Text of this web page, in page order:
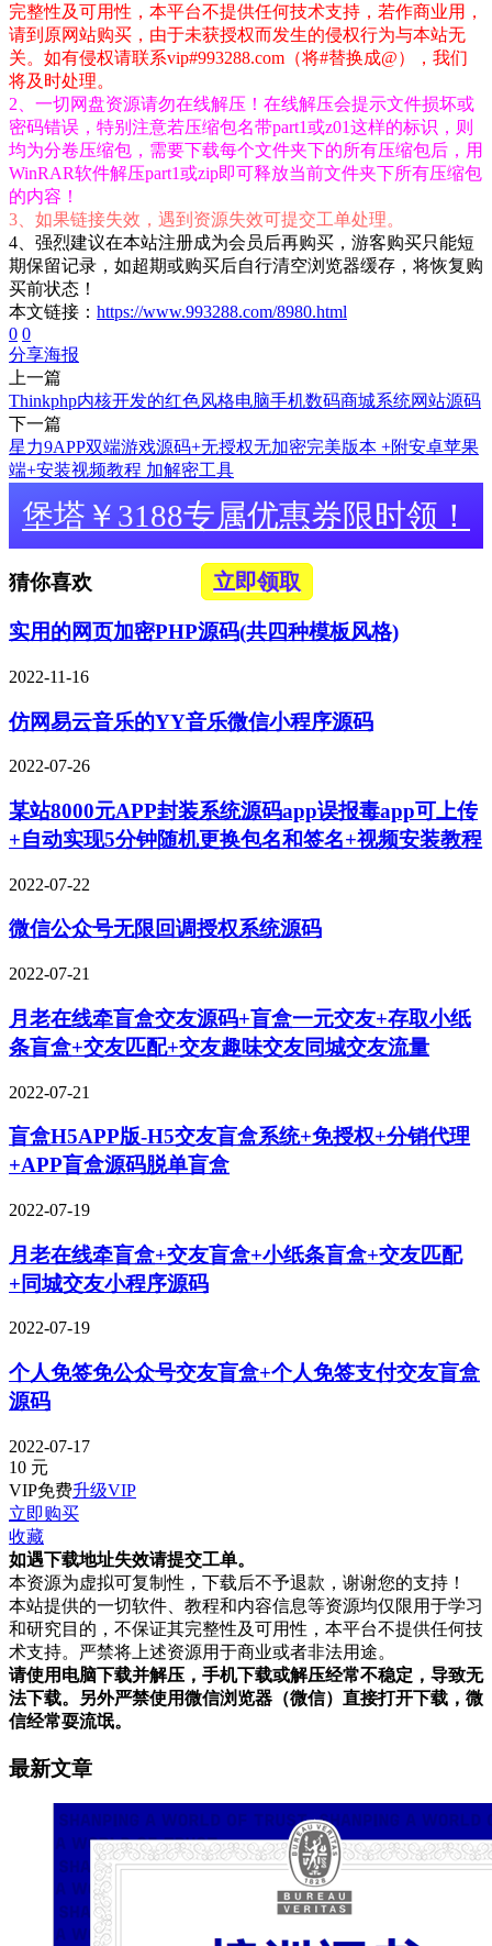
完整性及可用性，本平台不提供任何技术支持，若作商业用，
请到原网站购买，由于未获授权而发生的侵权行为与本站无
关。如有侵权请联系vip#993288.com（将#替换成@），我们
将及时处理。
2、一切网盘资源请勿在线解压！在线解压会提示文件损坏或
密码错误，特别注意若压缩包名带part1或z01这样的标识，则
均为分卷压缩包，需要下载每个文件夹下的所有压缩包后，用
WinRAR软件解压part1或zip即可释放当前文件夹下所有压缩包
的内容！
3、如果链接失效，遇到资源失效可提交工单处理。
4、强烈建议在本站注册成为会员后再购买，游客购买只能短
期保留记录，如超期或购买后自行清空浏览器缓存，将恢复购
买前状态！
本文链接： https://www.993288.com/8980.html
0 0
分享海报
上一篇
Thinkphp内核开发的红色风格电脑手机数码商城系统网站源码
下一篇
星力9APP双端游戏源码+无授权无加密完美版本 +附安卓苹果
端+安装视频教程 加解密工具
堡塔￥3188专属优惠券限时领！
立即领取
猜你喜欢
实用的网页加密PHP源码(共四种模板风格)
2022-11-16
仿网易云音乐的YY音乐微信小程序源码
2022-07-26
某站8000元APP封装系统源码app误报毒app可上传
+自动实现5分钟随机更换包名和签名+视频安装教程
2022-07-22
微信公众号无限回调授权系统源码
2022-07-21
月老在线牵盲盒交友源码+盲盒一元交友+存取小纸
条盲盒+交友匹配+交友趣味交友同城交友流量
2022-07-21
盲盒H5APP版-H5交友盲盒系统+免授权+分销代理
+APP盲盒源码脱单盲盒
2022-07-19
月老在线牵盲盒+交友盲盒+小纸条盲盒+交友匹配
+同城交友小程序源码
2022-07-19
个人免签免公众号交友盲盒+个人免签支付交友盲盒
源码
2022-07-17
10 元
VIP免费升级VIP
立即购买
收藏
如遇下载地址失效请提交工单。
本资源为虚拟可复制性，下载后不予退款，谢谢您的支持！
本站提供的一切软件、教程和内容信息等资源均仅限用于学习
和研究目的，不保证其完整性及可用性，本平台不提供任何技
术支持。严禁将上述资源用于商业或者非法用途。
请使用电脑下载并解压，手机下载或解压经常不稳定，导致无
法下载。另外严禁使用微信浏览器（微信）直接打开下载，微
信经常耍流氓。
最新文章